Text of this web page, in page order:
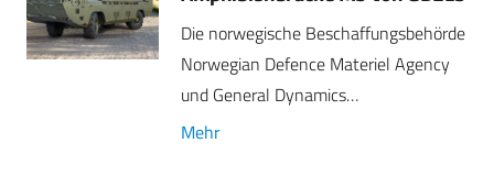
Die norwegische Beschaffungsbehörde
Norwegian Defence Materiel Agency
und General Dynamics…
Mehr